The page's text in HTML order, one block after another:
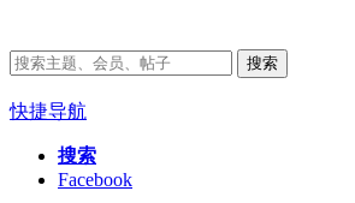
搜索
快捷导航
搜索
Facebook